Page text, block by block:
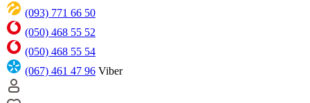
(093) 771 66 50
(050) 468 55 52
(050) 468 55 54
(067) 461 47 96 Viber